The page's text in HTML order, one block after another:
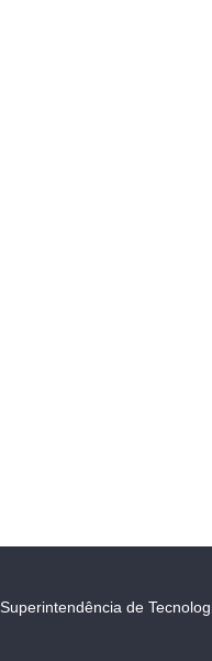
Superintendência de